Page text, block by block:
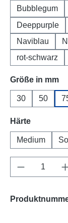
Bubblegum
Deeppurple
Naviblau
rot-schwarz
Größe in mm
30 50
Härte
Medium
Produkt